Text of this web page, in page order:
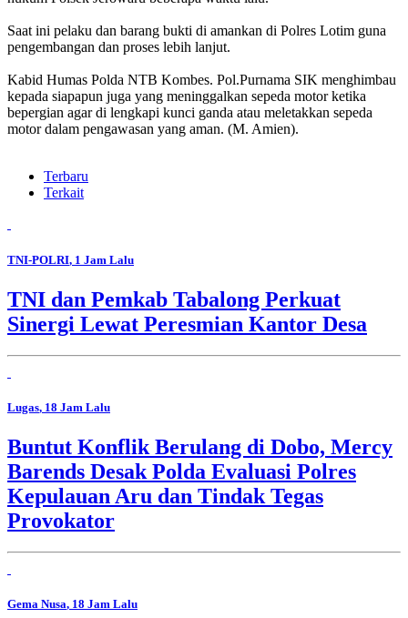
Saat ini pelaku dan barang bukti di amankan di Polres Lotim guna
pengembangan dan proses lebih lanjut.
Kabid Humas Polda NTB Kombes. Pol.Purnama SIK menghimbau
kepada siapapun juga yang meninggalkan sepeda motor ketika
bepergian agar di lengkapi kunci ganda atau meletakkan sepeda
motor dalam pengawasan yang aman. (M. Amien).
Terbaru
Terkait
TNI-POLRI, 1 Jam Lalu
TNI dan Pemkab Tabalong Perkuat
Sinergi Lewat Peresmian Kantor Desa
Lugas, 18 Jam Lalu
Buntut Konflik Berulang di Dobo, Mercy
Barends Desak Polda Evaluasi Polres
Kepulauan Aru dan Tindak Tegas
Provokator
Gema Nusa, 18 Jam Lalu